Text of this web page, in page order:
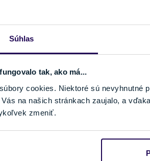
Súhlas
tak, ako má...
cookies. Niektoré sú nevyhnutné
na našich stránkach zaujalo, a
zmeniť.
Hmotnosť